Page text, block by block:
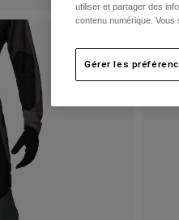
utiliser et partager des
contenu numérique.
Gérer les